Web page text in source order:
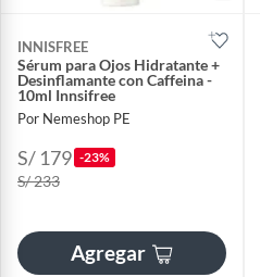
INNISFREE
Sérum para Ojos Hidratante +
Desinflamante con Caffeina -
10ml Innsifree
Por Nemeshop PE
S/ 179 -23%
S/ 233
Agregar